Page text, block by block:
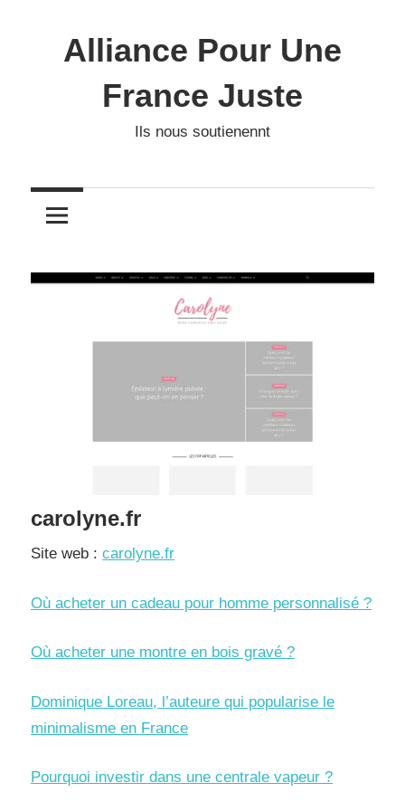
contentAlliance Pour Une
France Juste
Ils nous soutienennt
carolyne.fr
Site web : carolyne.fr
Où acheter un cadeau pour homme personnalisé ?
Où acheter une montre en bois gravé ?
Dominique Loreau, l’auteure qui popularise le
minimalisme en France
Pourquoi investir dans une centrale vapeur ?